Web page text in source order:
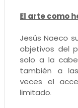
El arte como
Jesús Naeco
objetivos del
solo a la
también a
veces el
limitado.